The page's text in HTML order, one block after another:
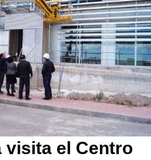
visita el Centro